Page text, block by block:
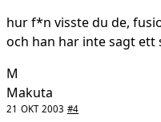
hur f*n visste du de,
och han har inte sagt ett
M
Makuta
21 OKT 2003 #4